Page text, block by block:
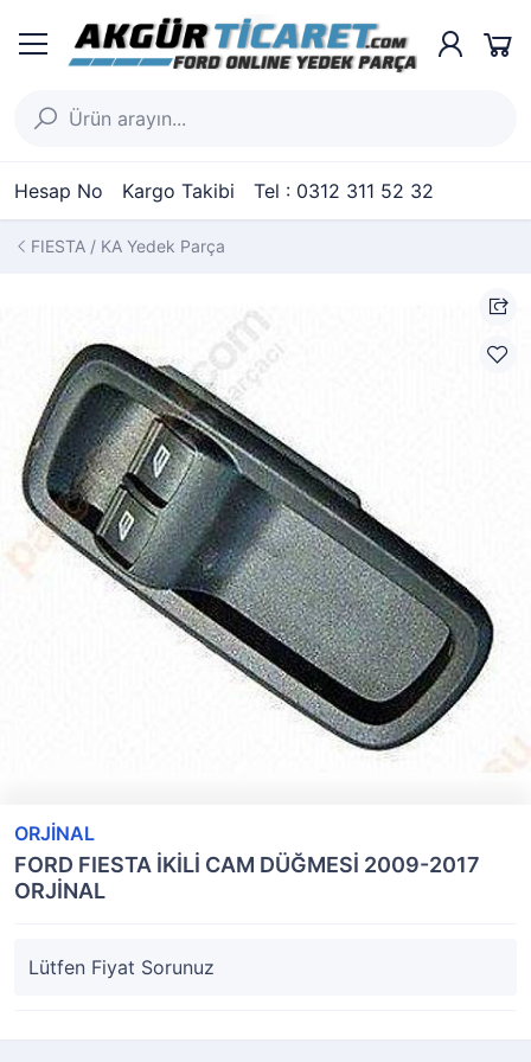
Hesap No Kargo Takibi Tel : 0312 311 52 32
FIESTA / KA Yedek Parça
ORJİNAL
FORD FIESTA İKİLİ CAM DÜĞMESİ 2009-2017
ORJİNAL
Lütfen Fiyat Sorunuz